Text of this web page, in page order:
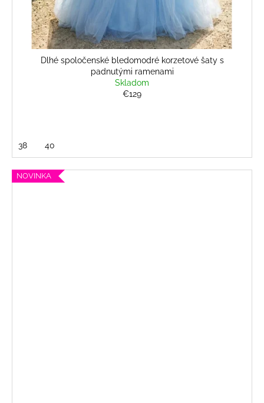
Dlhé spoločenské bledomodré korzetové šaty s
padnutými ramenami
Skladom
€129
38 40
NOVINKA